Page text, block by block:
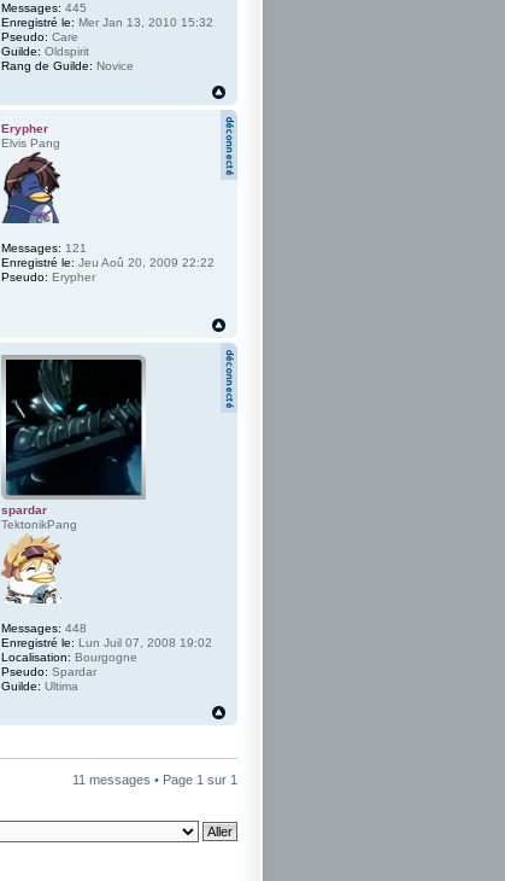
Messages: 445
Enregistré le: Mer Jan 13, 2010 15:32
Pseudo: Care
Guilde: Oldspirit
Rang de Guilde: Novice
Erypher
Elvis Pang
Messages: 121
Enregistré le: Jeu Aoû 20, 2009 22:22
Pseudo: Erypher
spardar
TektonikPang
Messages: 448
Enregistré le: Lun Juil 07, 2008 19:02
Localisation: Bourgogne
Pseudo: Spardar
Guilde: Ultima
11 messages • Page 1 sur 1